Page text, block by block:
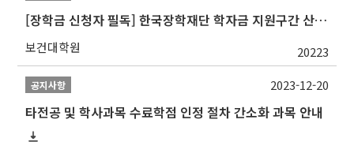
[장학금 신청자 필독] 한국장학재단 학자금 지원구간 산정 권고
보건대학원 20223
공지사항
타전공 및 학사과목 수료학점 인정 절차 간소화 과목 안내
2023-12-20